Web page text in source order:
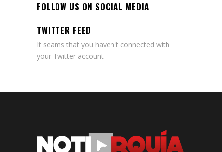
FOLLOW US ON SOCIAL MEDIA
TWITTER FEED
It seams that you haven't connected with
your Twitter account